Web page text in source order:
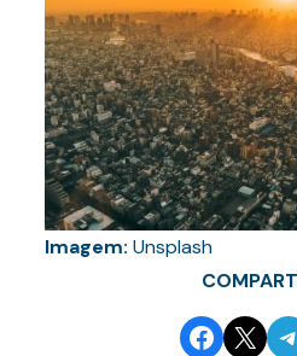
Imagem: Unsplash
Share onEmail this Page